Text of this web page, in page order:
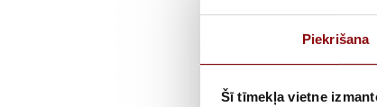
Piekrišana
Šī tīmekļa vietne